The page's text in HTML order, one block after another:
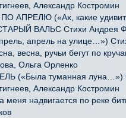
Александр Костромин
АПРЕЛЮ («Ах, какие
ВАЛЬС Стихи Андрея
апрель на улице…»)
весна, ручьи бегут по
Ольга Орленко
(«Была туманная луна…»)
Александр Костромин
надвигается по реке